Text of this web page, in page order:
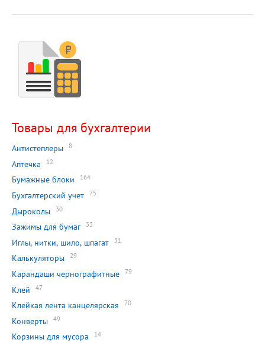
Товары для бухгалтерии
Антистеплеры 8
Аптечка 12
Бумажные блоки 164
Бухгалтерский учет 75
Дыроколы 30
Зажимы для бумаг 33
Иглы, нитки, шило, шпагат 31
Калькуляторы 29
Карандаши чернографитные 79
Клей 47
Клейкая лента канцелярская 70
Конверты 49
Корзины для мусора 14